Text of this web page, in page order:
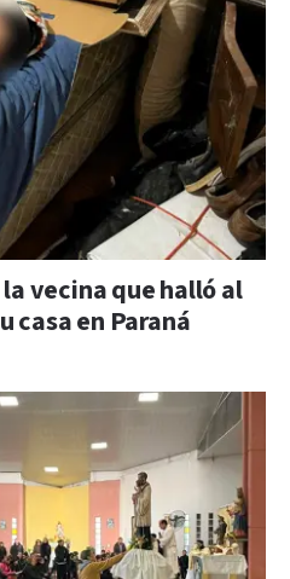
vecina que halló al
casa en Paraná